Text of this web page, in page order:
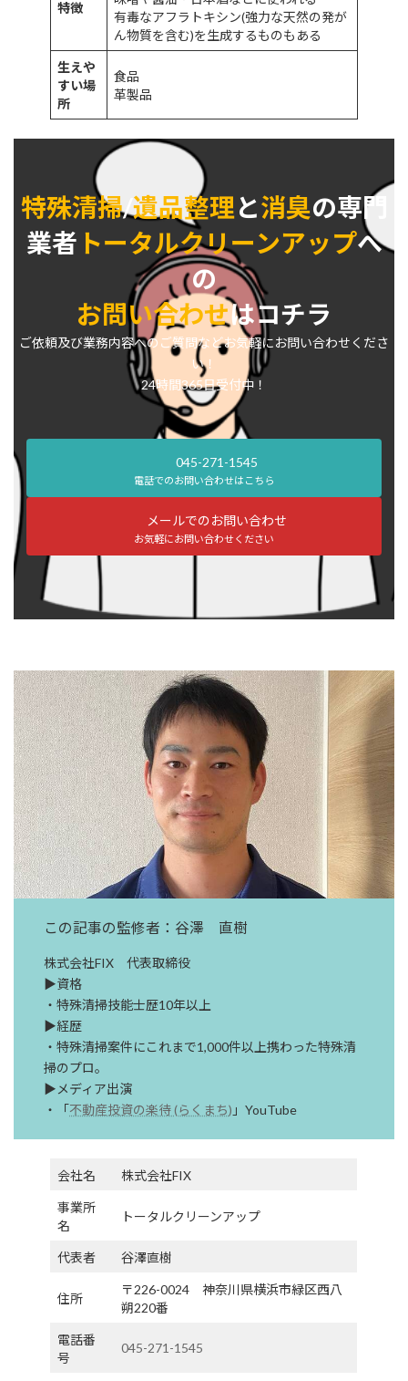
特徴
有毒なアフラトキシン(強力な天然の発が
ん物質を含む)を生成するものもある
生えや
すい場
所
食品
革製品
特殊清掃/遺品整理と消臭の専門
業者 トータルクリーンアップへ
の
お問い合わせはコチラ
ご依頼及び業務内容へのご質問などお気軽にお問い合わせくださ
い！
24時間365日受付中！
045-271-1545
電話でのお問い合わせはこちら
メールでのお問い合わせ
お気軽にお問い合わせください
この記事の監修者：谷澤 直樹
株式会社FIX 代表取締役
▶資格
・特殊清掃技能士歴10年以上
▶経歴
・特殊清掃案件にこれまで1,000件以上携わった特殊清
掃のプロ。
▶メディア出演
・「不動産投資の楽待 (らくまち) 」YouTube
会社名 株式会社FIX
事業所
名
トータルクリーンアップ
代表者 谷澤直樹
住所
〒226-0024 神奈川県横浜市緑区西八
朔220番
電話番
号
045-271-1545